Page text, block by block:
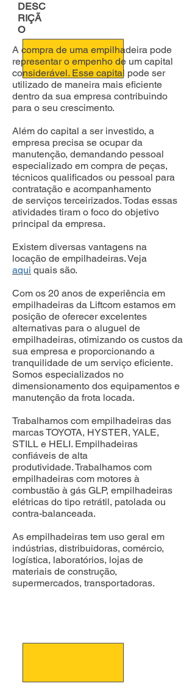
DESC
RIÇÃ
O
A compra de uma empilhadeira pode
representar o empenho de um capital
considerável. Esse capital pode ser
utilizado de maneira mais eficiente
dentro da sua empresa contribuindo
para o seu crescimento.
Além do capital a ser investido, a
empresa precisa se ocupar da
manutenção, demandando pessoal
especializado em compra de peças,
técnicos qualificados ou pessoal para
contratação e acompanhamento
de serviços terceirizados. Todas essas
atividades tiram o foco do objetivo
principal da empresa.
Existem diversas vantagens na
locação de empilhadeiras. Veja
aqui quais são.
Com os 20 anos de experiência em
empilhadeiras da Liftcom estamos em
posição de oferecer excelentes
alternativas para o aluguel de
empilhadeiras, otimizando os custos da
sua empresa e proporcionando a
tranquilidade de um serviço eficiente.
Somos especializados no
dimensionamento dos equipamentos e
manutenção da frota locada.
Trabalhamos com empilhadeiras das
marcas TOYOTA, HYSTER, YALE,
STILL e HELI. Empilhadeiras
confiáveis de alta
produtividade.Trabalhamos com
empilhadeiras com motores à
combustão à gás GLP, empilhadeiras
elétricas do tipo retrátil, patolada ou
contra-balanceada.
As empilhadeiras tem uso geral em
indústrias, distribuidoras, comércio,
logística, laboratórios, lojas de
materiais de construção,
supermercados, transportadoras.